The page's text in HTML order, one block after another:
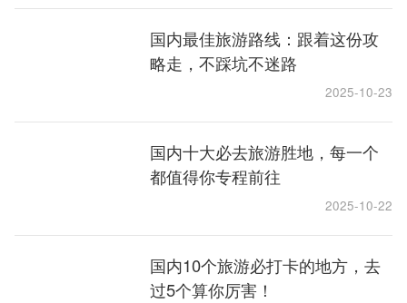
国内最佳旅游路线：跟着这份攻
略走，不踩坑不迷路
2025-10-23
国内十大必去旅游胜地，每一个
都值得你专程前往
2025-10-22
国内10个旅游必打卡的地方，去
过5个算你厉害！